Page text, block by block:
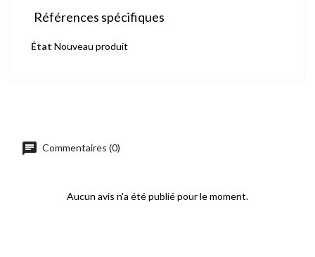
Références spécifiques
État Nouveau produit
chat Commentaires (0)
Aucun avis n'a été publié pour le moment.